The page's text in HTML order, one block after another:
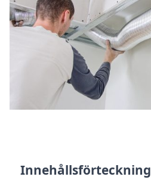
Innehållsförteckning